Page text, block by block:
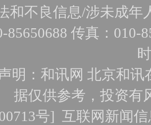
和不良信息/涉未成年
85650688 传真：010-
明：和讯网 北京和
据仅供参考，投资有
号]互联网新闻